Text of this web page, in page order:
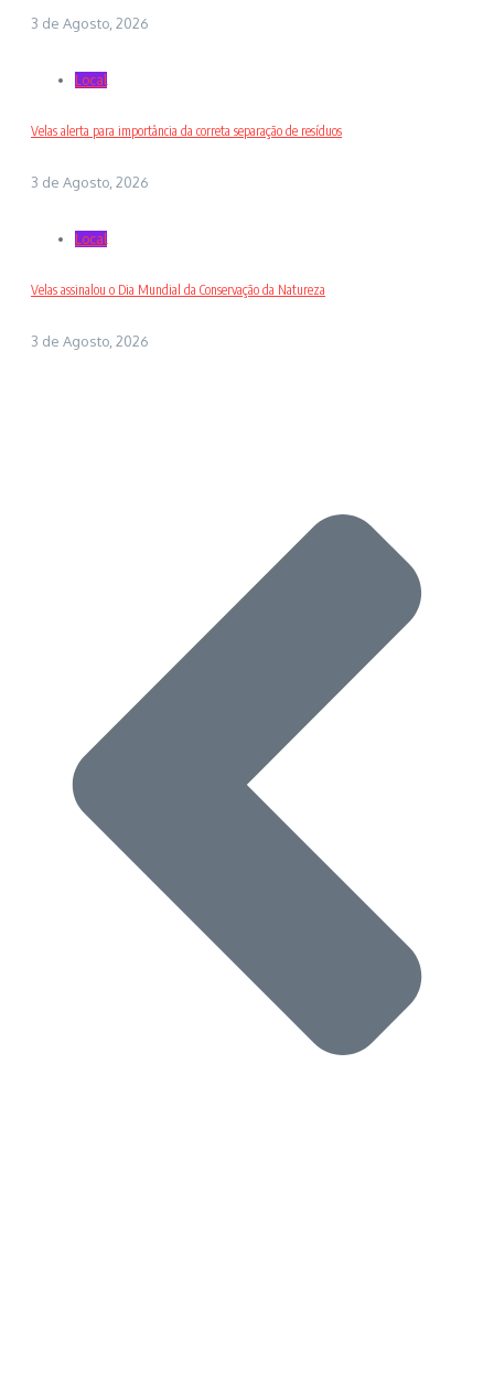
3 de Agosto, 2026
Local
Velas alerta para importância da correta separação de resíduos
3 de Agosto, 2026
Local
Velas assinalou o Dia Mundial da Conservação da Natureza
3 de Agosto, 2026